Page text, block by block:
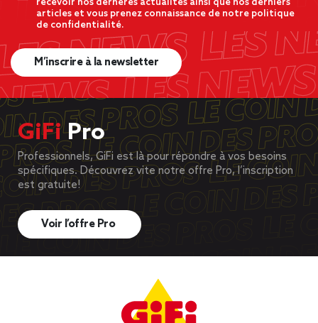
recevoir nos dernères actualités ainsi que nos derniers
articles et vous prenez connaissance de notre politique
de confidentialité.
M’inscrire à la newsletter
GiFiPro
Professionnels, GiFi est là pour répondre à vos besoins
spécifiques. Découvrez vite notre offre Pro, l’inscription
est gratuite!
Voir l’offre Pro